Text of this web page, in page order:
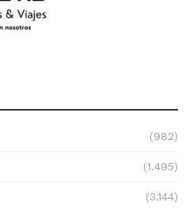
(982)
(1.495)
(3.144)